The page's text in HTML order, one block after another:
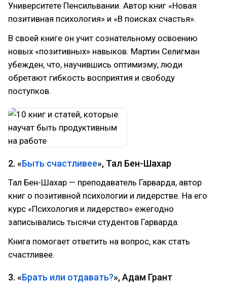
Университете Пенсильвании. Автор книг «Новая
позитивная психология» и «В поисках счастья».
В своей книге он учит сознательному освоению
новых «позитивных» навыков. Мартин Селигман
убежден, что, научившись оптимизму, люди
обретают гибкость восприятия и свободу
поступков.
2. «Быть счастливее», Тал Бен-Шахар
Тал Бен-Шахар — преподаватель Гарварда, автор
книг о позитивной психологии и лидерстве. На его
курс «Психология и лидерство» ежегодно
записывались тысячи студентов Гарварда.
Книга помогает ответить на вопрос, как стать
счастливее.
3. «Брать или отдавать?», Адам Грант